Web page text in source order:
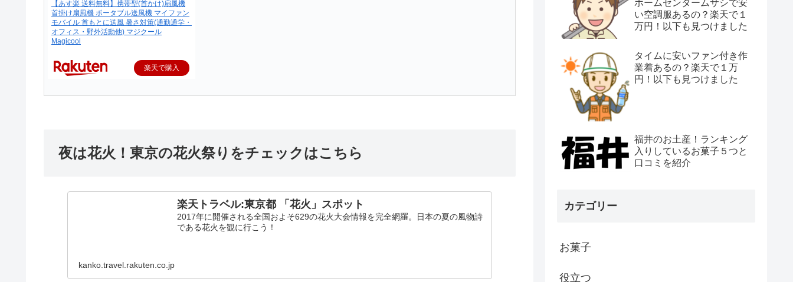
【あす楽 送料無料】携帯型(首かけ)扇風機
首掛け扇風機 ポータブル送風機 マイファン
モバイル 首もとに送風 暑さ対策(通勤通学・
オフィス・野外活動他) マジクール
Magicool
楽天で購入
夜は花火！東京の花火祭りをチェックはこちら
楽天トラベル:東京都 「花火」スポット
2017年に開催される全国およそ629の花火大会情報を完全網羅。日本の夏の風物詩
である花火を観に行こう！
kanko.travel.rakuten.co.jp
ホームセンタームサシで安
い空調服あるの？楽天で１
万円！以下も見つけました
タイムに安いファン付き作
業着あるの？楽天で１万
円！以下も見つけました
福井のお土産！ランキング
入りしているお菓子５つと
口コミを紹介
カテゴリー
お菓子
役立つ